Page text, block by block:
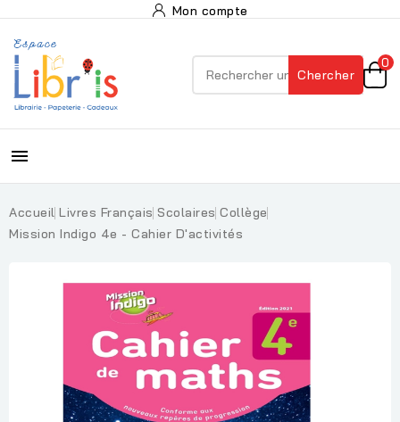
Mon compte
Chercher
0

Accueil Livres Français Scolaires Collège
Mission Indigo 4e - Cahier D'activités